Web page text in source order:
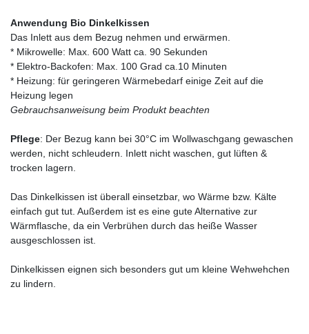
Anwendung Bio Dinkelkissen
Das Inlett aus dem Bezug nehmen und erwärmen.
* Mikrowelle: Max. 600 Watt ca. 90 Sekunden
* Elektro-Backofen: Max. 100 Grad ca.10 Minuten
* Heizung: für geringeren Wärmebedarf einige Zeit auf die
Heizung legen
Gebrauchsanweisung beim Produkt beachten
Pflege: Der Bezug kann bei 30°C im Wollwaschgang gewaschen
werden, nicht schleudern. Inlett nicht waschen, gut lüften &
trocken lagern.
Das Dinkelkissen ist überall einsetzbar, wo Wärme bzw. Kälte
einfach gut tut. Außerdem ist es eine gute Alternative zur
Wärmflasche, da ein Verbrühen durch das heiße Wasser
ausgeschlossen ist.
Dinkelkissen eignen sich besonders gut um kleine Wehwehchen
zu lindern.